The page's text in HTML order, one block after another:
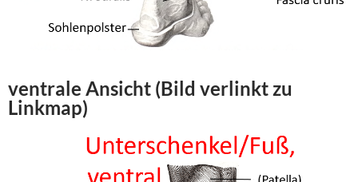
ventrale Ansicht (Bild verlinkt zu
Linkmap)